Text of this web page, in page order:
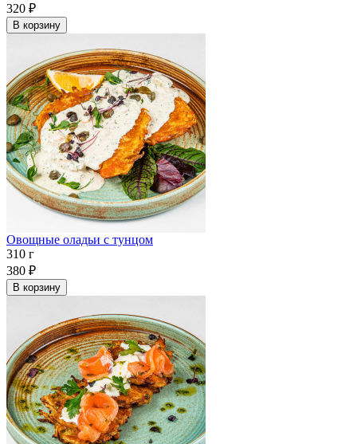
320 ₽
В корзину
Овощные оладьи с тунцом
310 г
380 ₽
В корзину